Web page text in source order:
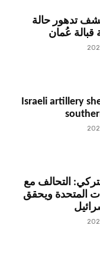
تدهور حالة
قبالة عُمان
Israeli artillery
التحالف مع
المتحدة ويحقق